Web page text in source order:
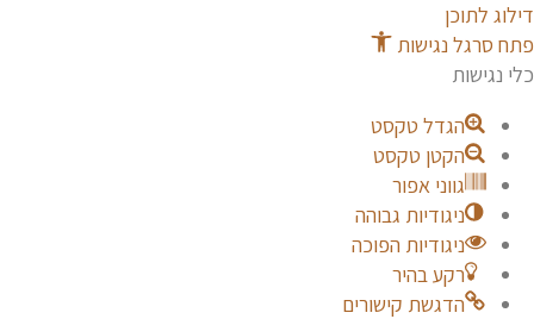
לתוכן
סרגל נגישות
נגישות
הגדל טקסט
הקטן טקסט
גווני אפור
ניגודיות גבוהה
ניגודיות הפוכה
רקע בהיר
הדגשת קישורים